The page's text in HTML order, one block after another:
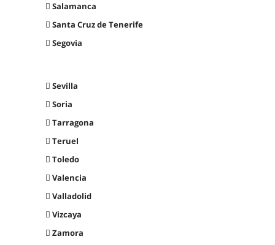
Salamanca
Santa Cruz de Tenerife
Segovia
Sevilla
Soria
Tarragona
Teruel
Toledo
Valencia
Valladolid
Vizcaya
Zamora